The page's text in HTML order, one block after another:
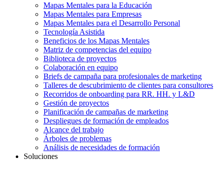
Mapas Mentales para la Educación
Mapas Mentales para Empresas
Mapas Mentales para el Desarrollo Personal
Tecnología Asistida
Beneficios de los Mapas Mentales
Matriz de competencias del equipo
Biblioteca de proyectos
Colaboración en equipo
Briefs de campaña para profesionales de marketing
Talleres de descubrimiento de clientes para consultores
Recorridos de onboarding para RR. HH. y L&D
Gestión de proyectos
Planificación de campañas de marketing
Despliegues de formación de empleados
Alcance del trabajo
Árboles de problemas
Análisis de necesidades de formación
Soluciones